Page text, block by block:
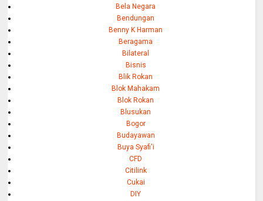
Bela Negara
Bendungan
Benny K Harman
Beragama
Bilateral
Bisnis
Blik Rokan
Blok Mahakam
Blok Rokan
Blusukan
Bogor
Budayawan
Buya Syafi'i
CFD
Citilink
Cukai
DIY